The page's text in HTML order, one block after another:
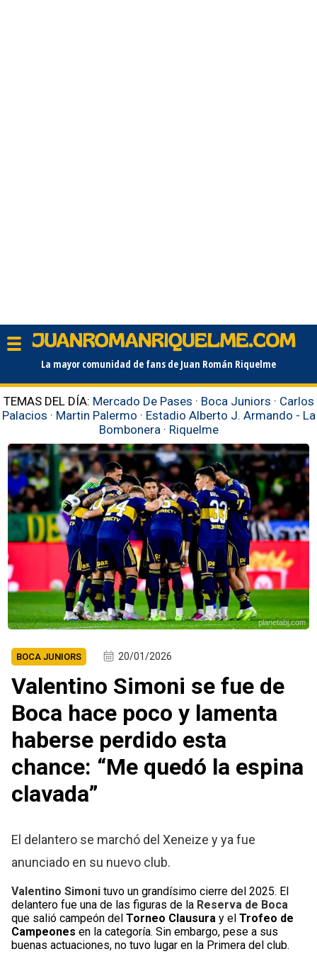
La mayor comunidad de fans de Juan Román Riquelme
TEMAS DEL DÍA: Mercado De Pases · Boca Juniors · Carlos
Palacios · Martin Palermo · Estadio Alberto J. Armando - La
Bombonera · Riquelme
planetabj.com
BOCA JUNIORS 20/01/2026
Valentino Simoni se fue de
Boca hace poco y lamenta
haberse perdido esta
chance: “Me quedó la espina
clavada”
El delantero se marchó del Xeneize y ya fue
anunciado en su nuevo club.
Valentino Simoni tuvo un grandísimo cierre del 2025. El
delantero fue una de las figuras de la Reserva de Boca
que salió campeón delTorneo Clausura y elTrofeo de
Campeones en la categoría. Sin embargo, pese a sus
buenas actuaciones, no tuvo lugar en la Primera del club.